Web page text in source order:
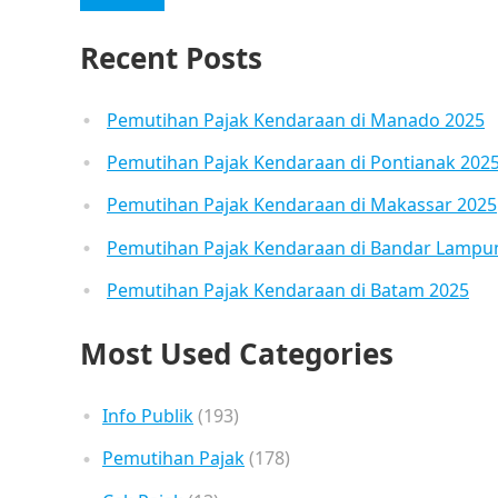
Recent Posts
Pemutihan Pajak Kendaraan di Manado 2025
Pemutihan Pajak Kendaraan di Pontianak
Pemutihan Pajak Kendaraan di Makassar 2025
Pemutihan Pajak Kendaraan di Bandar
Pemutihan Pajak Kendaraan di Batam 2025
Most Used Categories
Info Publik(193)
Pemutihan Pajak(178)